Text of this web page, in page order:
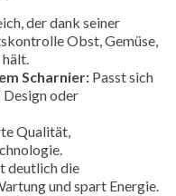
der dank seiner
Obst, Gemüse,
Scharnier: Passt sich
Design oder
Qualität,
deutlich die
und spart Energie.